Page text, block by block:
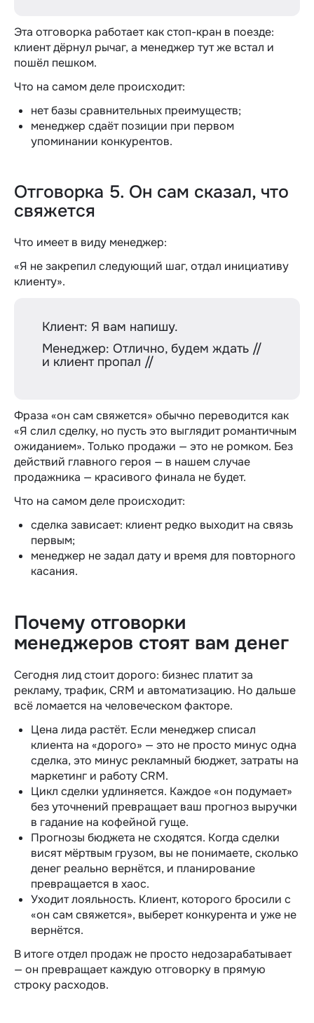
Эта отговорка работает как стоп-кран в поезде:
клиент дёрнул рычаг, а менеджер тут же встал и
пошёл пешком.
Что на самом деле происходит:
нет базы сравнительных преимуществ;
менеджер сдаёт позиции при первом
упоминании конкурентов.
Отговорка 5. Он сам сказал, что
свяжется
Что имеет в виду менеджер:
«Я не закрепил следующий шаг, отдал инициативу
клиенту».
Клиент: Я вам напишу.
Менеджер: Отлично, будем ждать //
и клиент пропал //
Фраза «он сам свяжется» обычно переводится как
«Я слил сделку, но пусть это выглядит романтичным
ожиданием». Только продажи — это не ромком. Без
действий главного героя — в нашем случае
продажника — красивого финала не будет.
Что на самом деле происходит:
сделка зависает: клиент редко выходит на связь
первым;
менеджер не задал дату и время для повторного
касания.
Почему отговорки
менеджеров стоят вам денег
Сегодня лид стоит дорого: бизнес платит за
рекламу, трафик, CRM и автоматизацию. Но дальше
всё ломается на человеческом факторе.
Цена лида растёт. Если менеджер списал
клиента на «дорого» — это не просто минус одна
сделка, это минус рекламный бюджет, затраты на
маркетинг и работу CRM.
Цикл сделки удлиняется. Каждое «он подумает»
без уточнений превращает ваш прогноз выручки
в гадание на кофейной гуще.
Прогнозы бюджета не сходятся. Когда сделки
висят мёртвым грузом, вы не понимаете, сколько
денег реально вернётся, и планирование
превращается в хаос.
Уходит лояльность. Клиент, которого бросили с
«он сам свяжется», выберет конкурента и уже не
вернётся.
В итоге отдел продаж не просто недозарабатывает
— он превращает каждую отговорку в прямую
строку расходов.